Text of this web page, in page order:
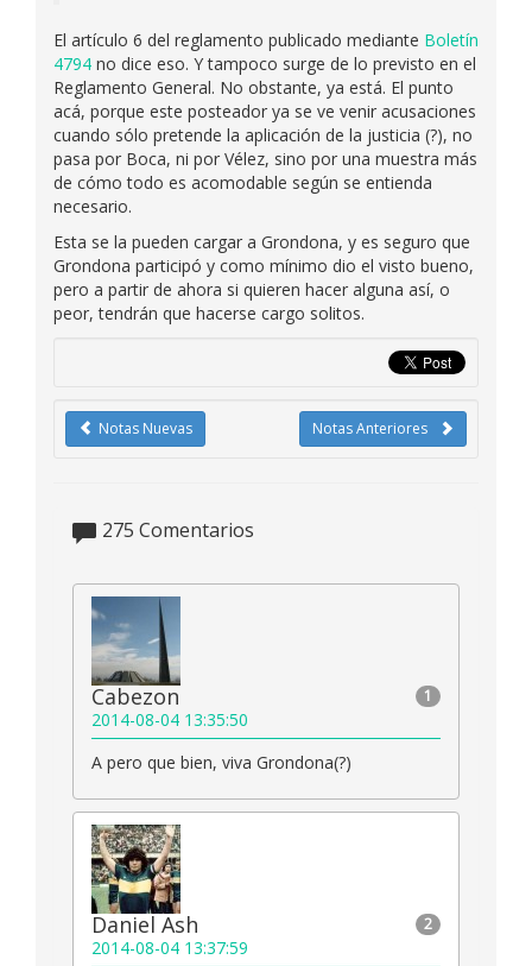
El artículo 6 del reglamento publicado mediante Boletín
4794 no dice eso. Y tampoco surge de lo previsto en el
Reglamento General. No obstante, ya está. El punto
acá, porque este posteador ya se ve venir acusaciones
cuando sólo pretende la aplicación de la justicia (?), no
pasa por Boca, ni por Vélez, sino por una muestra más
de cómo todo es acomodable según se entienda
necesario.
Esta se la pueden cargar a Grondona, y es seguro que
Grondona participó y como mínimo dio el visto bueno,
pero a partir de ahora si quieren hacer alguna así, o
peor, tendrán que hacerse cargo solitos.
Notas Anteriores
Notas Nuevas
275 Comentarios
1
Cabezon
2014-08-04 13:35:50
A pero que bien, viva Grondona(?)
2
Daniel Ash
2014-08-04 13:37:59